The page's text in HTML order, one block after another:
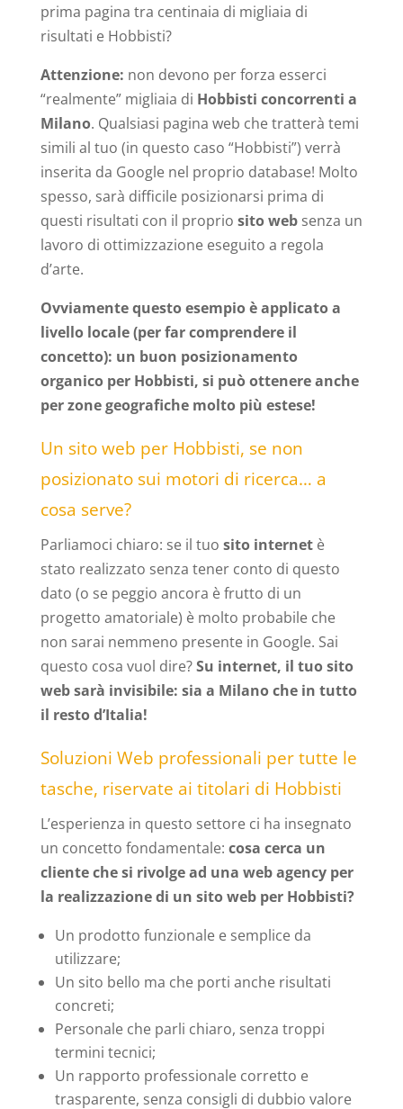
prima pagina tra centinaia di migliaia di
risultati e Hobbisti?
Attenzione: non devono per forza esserci
“realmente” migliaia di Hobbisti concorrenti a
Milano. Qualsiasi pagina web che tratterà temi
simili al tuo (in questo caso “Hobbisti”) verrà
inserita da Google nel proprio database! Molto
spesso, sarà difficile posizionarsi prima di
questi risultati con il proprio sito websenza un
lavoro di ottimizzazione eseguito a regola
d’arte.
Ovviamente questo esempio è applicato a
livello locale (per far comprendere il
concetto): un buon posizionamento
organico per Hobbisti, si può ottenere anche
per zone geografiche molto più estese!
Un sito web per Hobbisti, se non
posizionato sui motori di ricerca… a
cosa serve?
Parliamoci chiaro: se il tuo sito internetè
stato realizzato senza tener conto di questo
dato (o se peggio ancora è frutto di un
progetto amatoriale) è molto probabile che
non sarai nemmeno presente in Google. Sai
questo cosa vuol dire?Su internet, il tuo sito
web sarà invisibile: sia a Milano che in tutto
il resto d’Italia!
Soluzioni Web professionali per tutte le
tasche, riservate ai titolari di Hobbisti
L’esperienza in questo settore ci ha insegnato
un concetto fondamentale: cosa cerca un
cliente che si rivolge ad una web agency per
la realizzazione di un sito web per Hobbisti?
Un prodotto funzionale e semplice da
utilizzare;
Un sito bello ma che porti anche risultati
concreti;
Personale che parli chiaro, senza troppi
termini tecnici;
Un rapporto professionale corretto e
trasparente, senza consigli di dubbio valore